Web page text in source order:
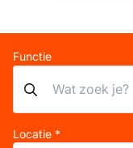
Functie
Locatie *